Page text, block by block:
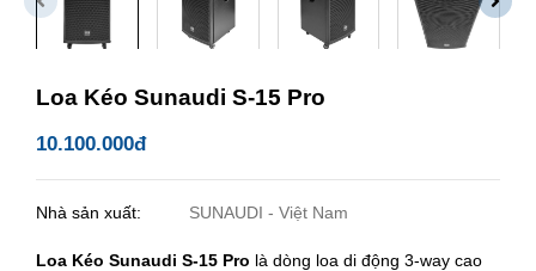
Loa Kéo Sunaudi S-15 Pro
10.100.000đ
Nhà sản xuất: SUNAUDI - Việt Nam
Loa Kéo Sunaudi S-15 Pro là dòng loa di động 3-way cao